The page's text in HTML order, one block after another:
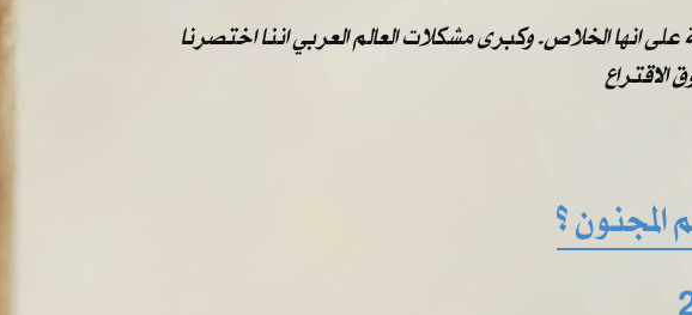
انها الخلاص. وكبرى مشكلات العالم العربي اننا اختصرنا
؟